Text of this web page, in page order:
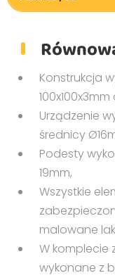
Konstrukcja
Urządzenie
średnicy
Podesty
19mm,
Wszystkie
malowane
W komplecie
wykonane z